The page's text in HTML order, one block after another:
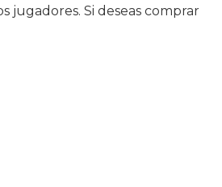
jugadores. Si deseas comprar